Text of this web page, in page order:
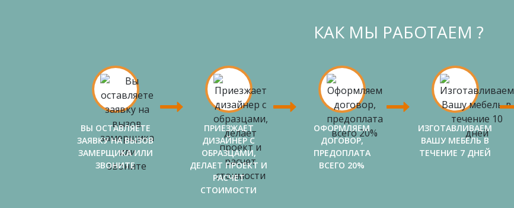
КАК МЫ РАБОТАЕМ ?
ВЫ ОСТАВЛЯЕТЕ
ЗАЯВКУ НА ВЫЗОВ
ЗАМЕРЩИКА ИЛИ
ЗВОНИТЕ
ПРИЕЗЖАЕТ
ДИЗАЙНЕР С
ОБРАЗЦАМИ,
ДЕЛАЕТ ПРОЕКТ И
РАСЧЕТ
СТОИМОСТИ
ОФОРМЛЯЕМ
ДОГОВОР,
ПРЕДОПЛАТА
ВСЕГО 20%
ИЗГОТАВЛИВАЕМ
ВАШУ МЕБЕЛЬ В
ТЕЧЕНИЕ 7 ДНЕЙ